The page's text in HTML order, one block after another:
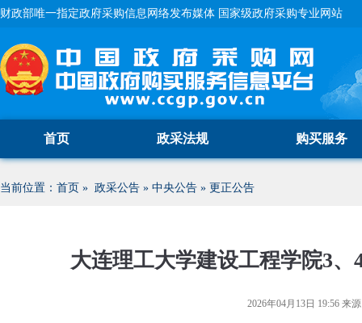
财政部唯一指定政府采购信息网络发布媒体 国家级政府采购专业网站
首页 政采法规 购买服务
当前位置： 首页 » 政采公告 » 中央公告 » 更正公告
大连理工大学建设工程学院3
2026年04月13日 19:56 来